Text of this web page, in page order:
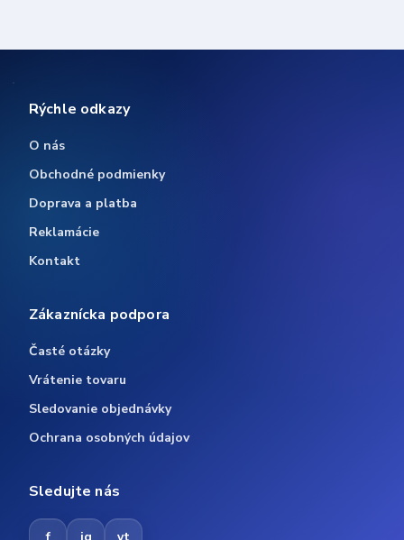
Rýchle odkazy
O nás
Obchodné podmienky
Doprava a platba
Reklamácie
Kontakt
Zákaznícka podpora
Časté otázky
Vrátenie tovaru
Sledovanie objednávky
Ochrana osobných údajov
Sledujte nás